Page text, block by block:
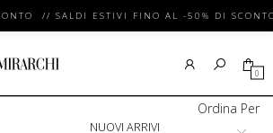
// SALDI ESTIVI FINO AL -50% DI
0
Ordina Per